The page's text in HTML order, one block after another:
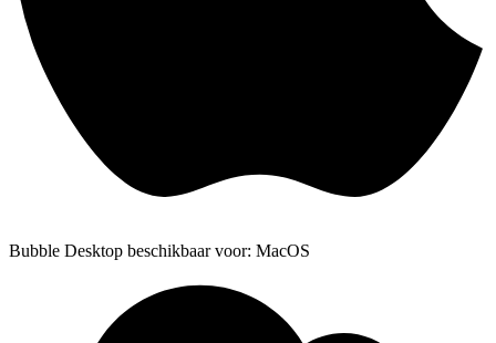
Bubble Desktop beschikbaar voor: MacOS